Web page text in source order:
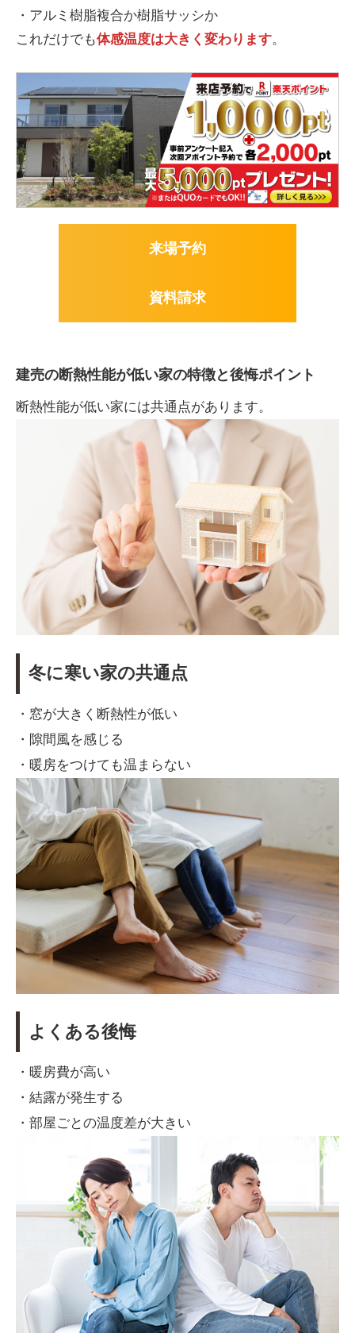
・アルミ樹脂複合か樹脂サッシか
これだけでも体感温度は大きく変わります。
来場予約
資料請求
建売の断熱性能が低い家の特徴と後悔ポイント
断熱性能が低い家には共通点があります。
冬に寒い家の共通点
・窓が大きく断熱性が低い
・隙間風を感じる
・暖房をつけても温まらない
よくある後悔
・暖房費が高い
・結露が発生する
・部屋ごとの温度差が大きい